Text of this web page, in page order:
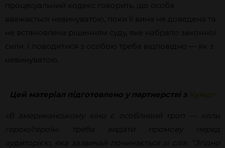
процесуальний кодекс говорить, що особа
вважається невинуватою, поки її вина не доведена та
не встановлена рішенням суду, яке набрало законної
сили. І поводитися з особою треба відповідно — як з
невинуватою.
Цей матеріал підготовлено у партнерстві з
«В американському кіно є особливий троп — коли
герою/героїні треба видати промову перед
аудиторією, яка зазвичай починається зі слів: “Згідно